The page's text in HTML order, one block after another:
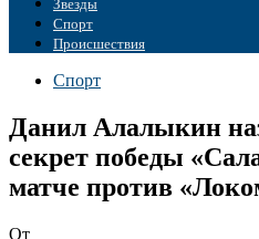
Звезды
Спорт
Происшествия
Спорт
Данил Алалыкин
секрет победы
матче против
От